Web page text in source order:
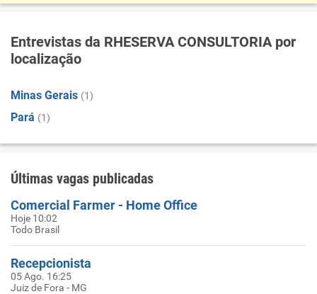
Entrevistas da RHESERVA CONSULTORIA por
localização
Minas Gerais (1)
Pará (1)
Últimas vagas publicadas
Comercial Farmer - Home Office
Hoje 10:02
Todo Brasil
Recepcionista
05 Ago. 16:25
Juiz de Fora - MG